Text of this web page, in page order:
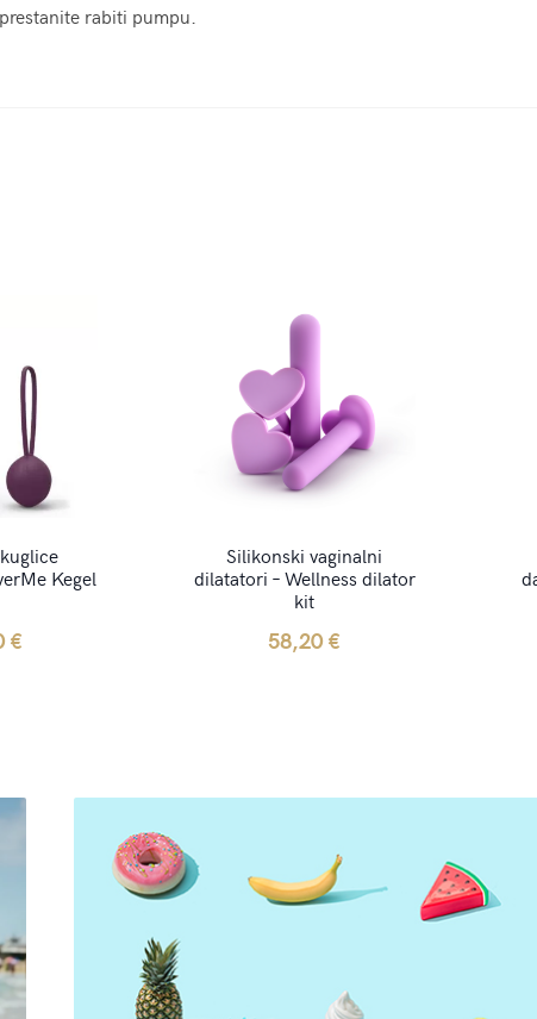
prestanite rabiti pumpu.
Kegel
€
Silikonski vaginalni
dilatatori – Wellness dilator
kit
58,20€